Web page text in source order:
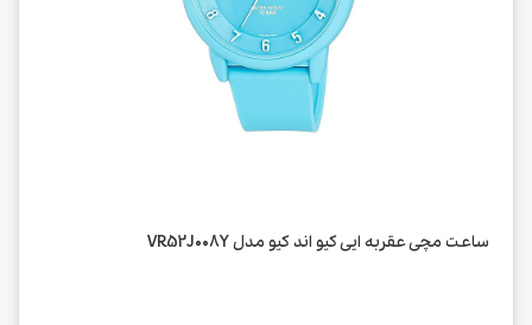
ساعت مچی عقربه ایی کیو اند کیو مدل VR52J008Y